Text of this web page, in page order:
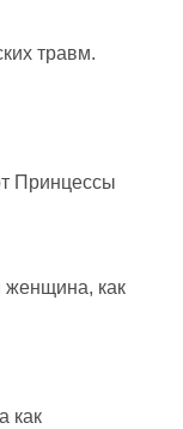
травм.
Принцессы
как
как